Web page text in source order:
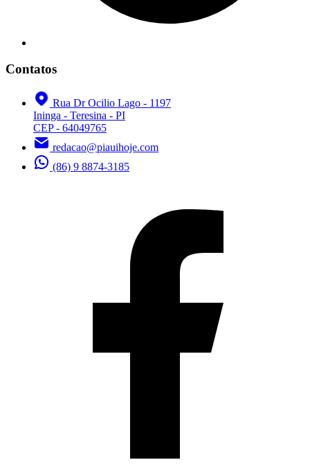
Contatos
Rua Dr Ocilio Lago - 1197
Ininga - Teresina - PI
CEP - 64049765
redacao@piauihoje.com
(86) 9 8874-3185